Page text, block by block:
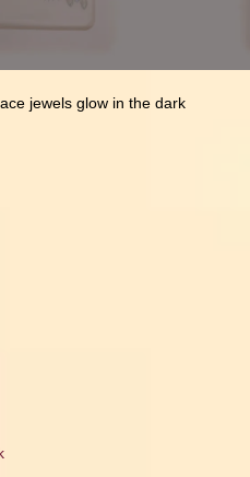
jewels glow in the dark